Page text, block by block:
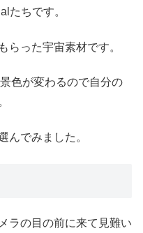
たちです。
らった宇宙素材です。
色が変わるので自分の
んでみました。
ラの目の前に来て見難い